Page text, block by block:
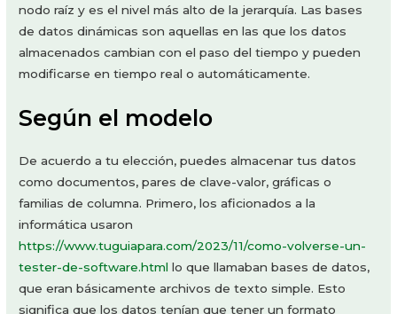
nodo raíz y es el nivel más alto de la jerarquía. Las bases
de datos dinámicas son aquellas en las que los datos
almacenados cambian con el paso del tiempo y pueden
modificarse en tiempo real o automáticamente.
Según el modelo
De acuerdo a tu elección, puedes almacenar tus datos
como documentos, pares de clave-valor, gráficas o
familias de columna. Primero, los aficionados a la
informática usaron
https://www.tuguiapara.com/2023/11/como-volverse-un-
tester-de-software.html lo que llamaban bases de datos,
que eran básicamente archivos de texto simple. Esto
significa que los datos tenían que tener un formato